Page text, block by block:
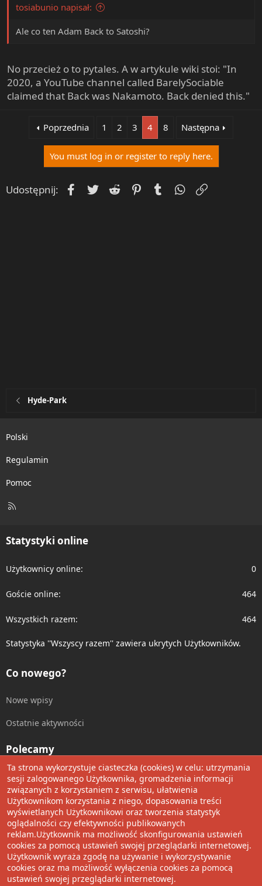
tosiabunio napisał:
Ale co ten Adam Back to Satoshi?
No przecież o to pytales. A w artykule wiki stoi: "In
2020, a YouTube channel called BarelySociable
claimed that Back was Nakamoto. Back denied this."
Poprzednia 1 2 3 4 8 Następna
You must log in or register to reply here.
Udostępnij: Facebook
Twitter Reddit PinterestTumblrWhatsApp
Hyde-Park
Polski
Regulamin
Pomoc
R
Statystyki online
Użytkownicy online 0
Goście online 464
Wszystkich razem 464
Statystyka ''Wszyscy razem'' zawiera ukrytych Użytkowników.
Co nowego?
Nowe wpisy
Ostatnie aktywności
Polecamy
Wolnościowe cytaty
Udostępnij
Facebook
TwitterRedditPinterest
TumblrWhatsApp
Umieść Link
Community platform by XenForo® © 2010-2022 XenForo Ltd.
Ta strona wykorzystuje ciasteczka (cookies) w celu: utrzymania
sesji zalogowanego Użytkownika, gromadzenia informacji
związanych z korzystaniem z serwisu, ułatwienia
Użytkownikom korzystania z niego, dopasowania treści
wyświetlanych Użytkownikowi oraz tworzenia statystyk
oglądalności czy efektywności publikowanych
reklam.Użytkownik ma możliwość skonfigurowania ustawień
cookies za pomocą ustawień swojej przeglądarki internetowej.
Użytkownik wyraża zgodę na używanie i wykorzystywanie
cookies oraz ma możliwość wyłączenia cookies za pomocą
ustawień swojej przeglądarki internetowej.